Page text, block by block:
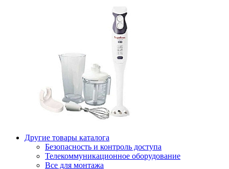
Другие товары каталога
Безопасность и контроль доступа
Телекоммуникационное оборудование
Все для монтажа